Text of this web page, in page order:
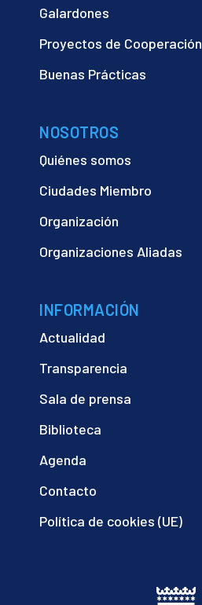
Galardones
Proyectos de Cooperación
Buenas Prácticas
NOSOTROS
Quiénes somos
Ciudades Miembro
Organización
Organizaciones Aliadas
INFORMACIÓN
Actualidad
Transparencia
Sala de prensa
Biblioteca
Agenda
Contacto
Política de cookies (UE)